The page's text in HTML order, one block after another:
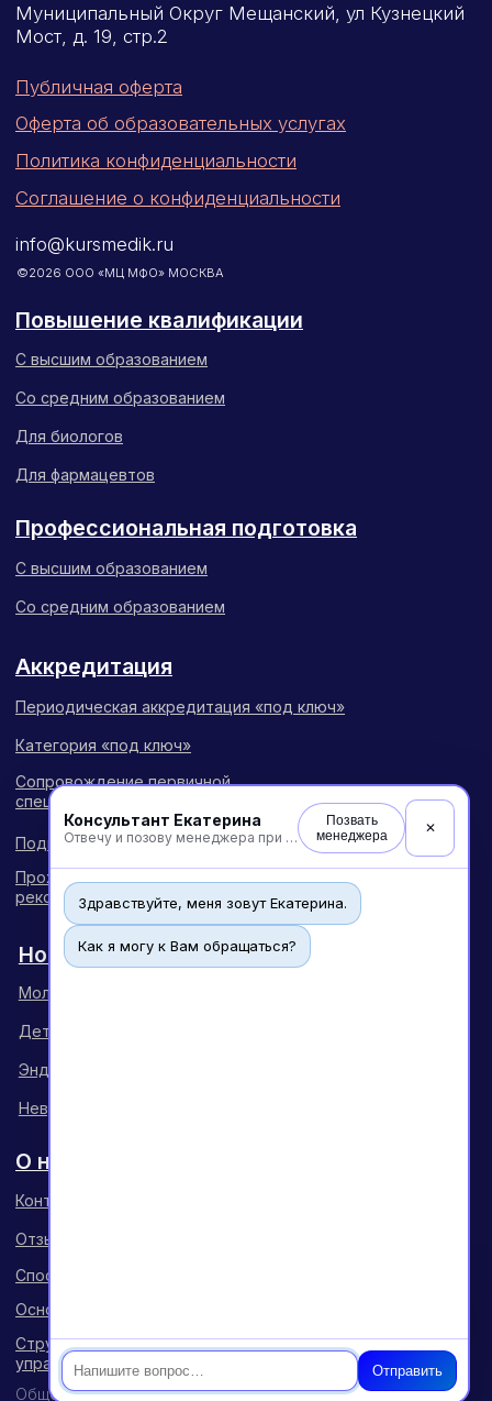
Консультант Екатерина
Отвечу и позову менеджера при необходимости
Позвать
менеджера
✕
Здравствуйте, меня зовут Екатерина.
Как я могу к Вам обращаться?
Отправить